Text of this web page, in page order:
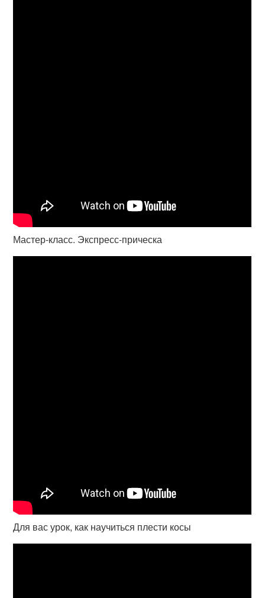
Мастер-класс. Экспресс-прическа
Для вас урок, как научиться плести косы